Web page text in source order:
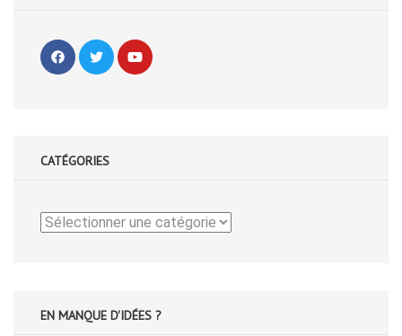
CATÉGORIES
Catégories
EN MANQUE D'IDÉES ?